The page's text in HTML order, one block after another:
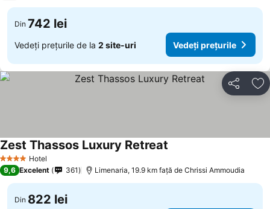
Din 742 lei
Vedeți prețurile de la 2 site-uri Vedeți prețurile
Distribuiți
4 Stele Hotel
Zest Thassos Luxury Retreat
9,6 Excelent 361 Limenaria, 19.9 km faţă de Chrissi Ammoudia
Din 822 lei